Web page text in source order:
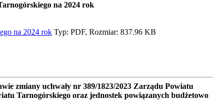
na 2024 rok
na 2024 rok Typ: PDF, Rozmiar: 837.96 KB
zmiany uchwały nr 389/1823/2023 Zarządu Powiatu
Tarnogórskiego oraz jednostek powiązanych budżetowo